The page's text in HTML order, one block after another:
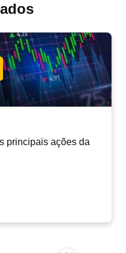
principais ações da